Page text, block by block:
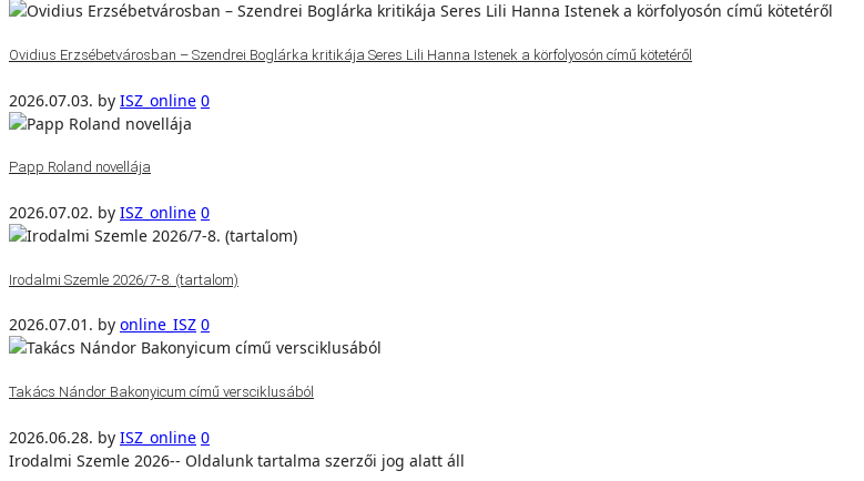
Ovidius Erzsébetvárosban – Szendrei Boglárka kritikája Seres Lili Hanna Istenek a körfolyosón című kötetéről
2026.07.03. by ISZ_online 0
Papp Roland novellája
2026.07.02. by ISZ_online 0
Irodalmi Szemle 2026/7-8. (tartalom)
2026.07.01. by online_ISZ 0
Takács Nándor Bakonyicum című versciklusából
2026.06.28. by ISZ_online 0
Irodalmi Szemle 2026-- Oldalunk tartalma szerzői jog alatt áll